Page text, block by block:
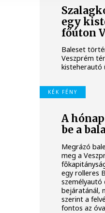
egy
főúton
Baleset
Veszprém
kisteherautó
KÉK FÉNY
A
be a
Megrázó
meg a
egy rolleres
személyautó
bejáratánál,
szerint a
fontos az